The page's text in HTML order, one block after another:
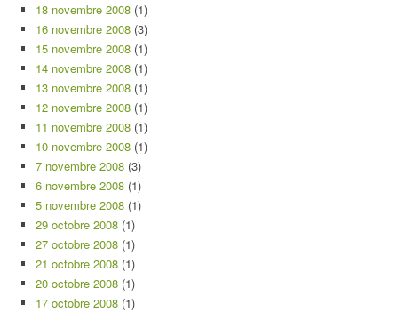
18 novembre 2008 (1)
16 novembre 2008 (3)
15 novembre 2008 (1)
14 novembre 2008 (1)
13 novembre 2008 (1)
12 novembre 2008 (1)
11 novembre 2008 (1)
10 novembre 2008 (1)
7 novembre 2008 (3)
6 novembre 2008 (1)
5 novembre 2008 (1)
29 octobre 2008 (1)
27 octobre 2008 (1)
21 octobre 2008 (1)
20 octobre 2008 (1)
17 octobre 2008 (1)